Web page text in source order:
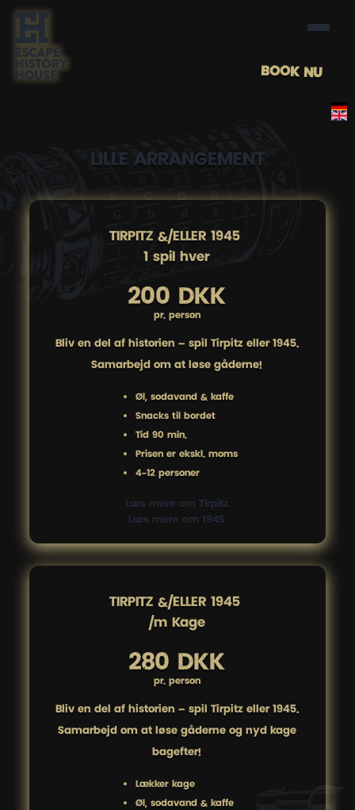
BOOK NU
LILLE ARRANGEMENT
TIRPITZ &/ELLER 1945
1 spil hver
200 DKK
pr. person
Bliv en del af historien – spil Tirpitz eller 1945.
Samarbejd om at løse gåderne!
Øl, sodavand & kaffe
Snacks til bordet
Tid 90 min.
Prisen er ekskl. moms
4-12 personer
Læs mere om Tirpitz
Læs mere om 1945
TIRPITZ &/ELLER 1945
/m Kage
280 DKK
pr. person
Bliv en del af historien – spil Tirpitz eller 1945.
Samarbejd om at løse gåderne og nyd kage
bagefter!
Lækker kage
Øl, sodavand & kaffe